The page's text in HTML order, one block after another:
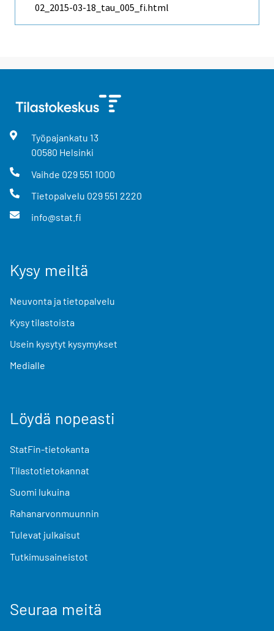
02_2015-03-18_tau_005_fi.html
Työpajankatu 13
00580 Helsinki
Vaihde 029 551 1000
Tietopalvelu 029 551 2220
info@stat.fi
Kysy meiltä
Neuvonta ja tietopalvelu
Kysy tilastoista
Usein kysytyt kysymykset
Medialle
Löydä nopeasti
StatFin-tietokanta
Tilastotietokannat
Suomi lukuina
Rahanarvonmuunnin
Tulevat julkaisut
Tutkimusaineistot
Seuraa meitä